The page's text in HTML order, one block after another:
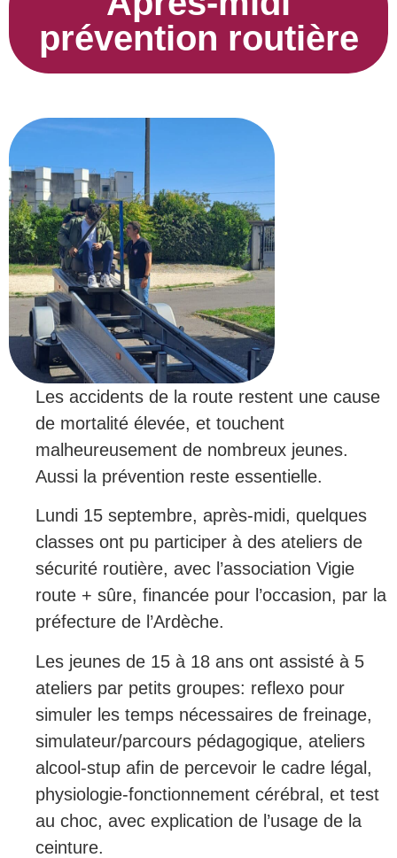
prévention routière
Les accidents de la route restent une cause
de mortalité élevée, et touchent
malheureusement de nombreux jeunes.
Aussi la prévention reste essentielle.
Lundi 15 septembre, après-midi, quelques
classes ont pu participer à des ateliers de
sécurité routière, avec l’association Vigie
route + sûre, financée pour l’occasion, par la
préfecture de l’Ardèche.
Les jeunes de 15 à 18 ans ont assisté à 5
ateliers par petits groupes: reflexo pour
simuler les temps nécessaires de freinage,
simulateur/parcours pédagogique, ateliers
alcool-stup afin de percevoir le cadre légal,
physiologie-fonctionnement cérébral, et test
au choc, avec explication de l’usage de la
ceinture.